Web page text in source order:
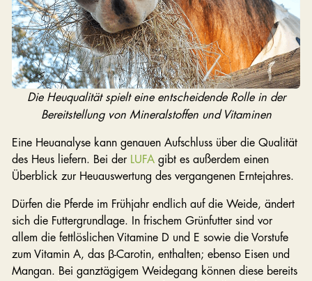
Die Heuqualität spielt eine entscheidende Rolle in der
Bereitstellung von Mineralstoffen und Vitaminen
Eine Heuanalyse kann genauen Aufschluss über die Qualität
des Heus liefern. Bei der LUFAgibt es außerdem einen
Überblick zur Heuauswertung des vergangenen Erntejahres.
Dürfen die Pferde im Frühjahr endlich auf die Weide, ändert
sich die Futtergrundlage. In frischem Grünfutter sind vor
allem die fettlöslichen Vitamine D und E sowie die Vorstufe
zum Vitamin A, das β-Carotin, enthalten; ebenso Eisen und
Mangan. Bei ganztägigem Weidegang können diese bereits